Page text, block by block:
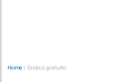
Home / ônibus gratuito